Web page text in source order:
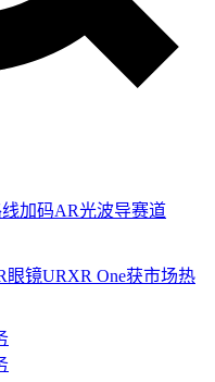
加码AR光波导赛道
眼镜URXR One获市场热